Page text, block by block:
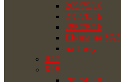
265/75/16
275/70/16
285/75/16
Шины на УАЗ
на Ниву
R17
R18
285/60/18